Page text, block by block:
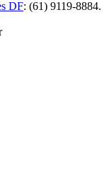
DF: (61) 9119-8884.